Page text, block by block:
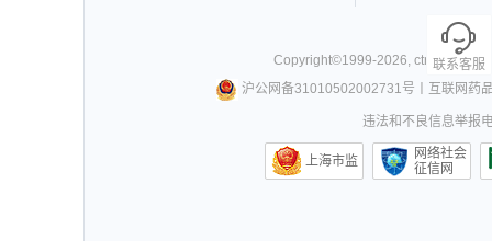
联系客服
Copyright©1999-2026, ctrip.com.
沪公网备31010502002731号
互联网药
违法和不良信息举报
上海市监
网络社会
征信网